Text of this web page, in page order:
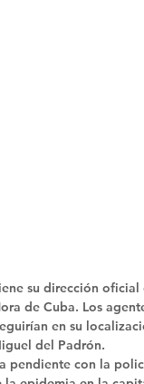
su dirección oficial
de Cuba. Los
en su
del Padrón.
pendiente con la